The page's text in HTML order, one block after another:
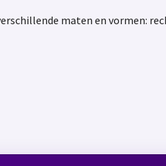
maten en vormen: